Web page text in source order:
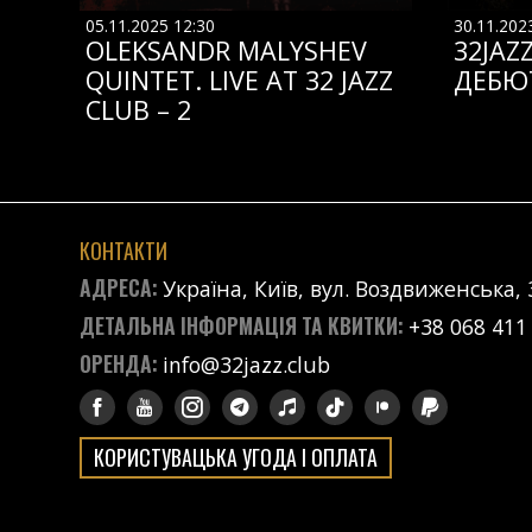
05.11.2025 12:30
OLEKSANDR MALYSHEV
QUINTET. LIVE AT 32 JAZZ
CLUB – 2
КОНТАКТИ
АДРЕСА:Україна, Київ, вул. Воздвиженська,
ДЕТАЛЬНА ІНФОРМАЦІЯ ТА КВИТКИ: +38 068
ОРЕНДА: info@32jazz.club
КОРИСТУВАЦЬКА УГОДА І ОПЛАТА